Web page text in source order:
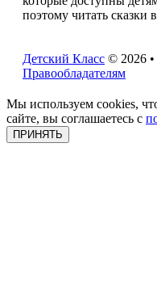
поэтому читать сказки
Детский Класс © 2026 •
Правообладателям
Мы используем cookies,
сайте, вы соглашаетесь с
ПРИНЯТЬ